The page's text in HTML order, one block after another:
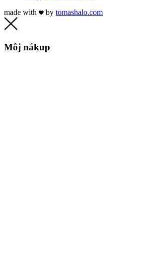
made with
by tomashalo.com
Môj nákup